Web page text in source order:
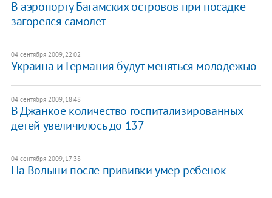
В аэропорту Багамских островов при посадке
загорелся самолет
04 сентября 2009, 22:02
Украина и Германия будут меняться молодежью
04 сентября 2009, 18:48
В Джанкое количество госпитализированных
детей увеличилось до 137
04 сентября 2009, 17:38
На Волыни после прививки умер ребенок